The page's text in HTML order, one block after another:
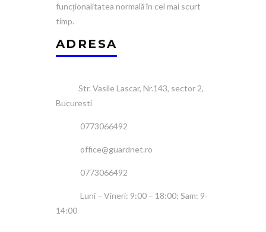
funcționalitatea normală în cel mai scurt
timp.
ADRESA
Str. Vasile Lascar, Nr.143, sector 2,
Bucuresti
0773066492
office@guardnet.ro
0773066492
Luni – Vineri: 9:00 – 18:00; Sam: 9-
14:00